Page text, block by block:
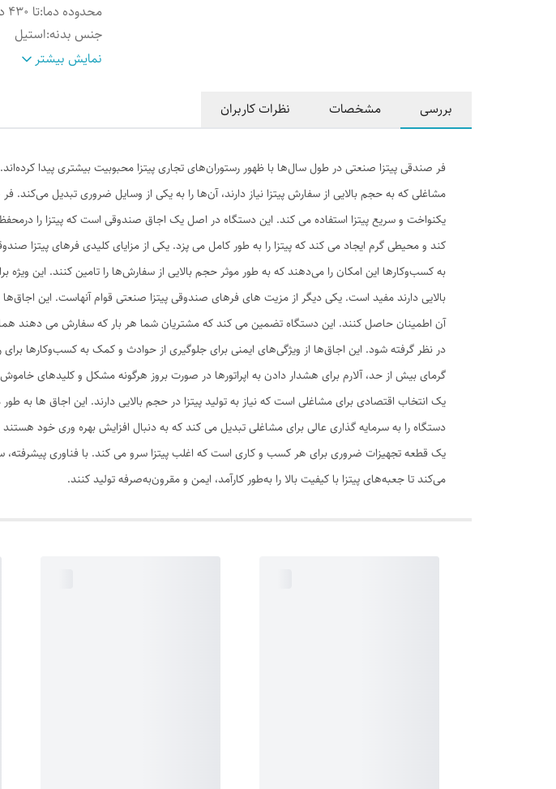
محدوده دما:تا ۴۳۰ درجه
جنس بدنه:استیل
عایق:پشم سنگ
نمایش بیشتر
بررسی مشخصات نظرات کاربران
فر صندقی پیتزا صنعتی در طول سال‌ها با ظهور رستوران‌های تجاری پیتزا محبوبیت بیشتری پیدا
مشاغلی که به حجم بالایی از سفارش پیتزا نیاز دارند، آن‌ها را به یکی از وسایل ضروری تبدیل
یکنواخت و سریع پیتزا استفاده می کند. این دستگاه در اصل یک اجاق صندوقی است که پیتزا را
کند و محیطی گرم ایجاد می کند که پیتزا را به طور کامل می پزد. یکی از مزایای کلیدی فرهای پیتزا
به کسب‌وکارها این امکان را می‌دهند که به طور موثر حجم بالایی از سفارش‌ها را تامین کنند. این
بالایی دارند مفید است. یکی دیگر از مزیت های فرهای صندوقی پیتزا صنعتی قوام آنهاست. این اجاق‌ها
آن اطمینان حاصل کنند. این دستگاه تضمین می کند که مشتریان شما هر بار که سفارش می دهند
در نظر گرفته شود. این اجاق‌ها از ویژگی‌های ایمنی برای جلوگیری از حوادث و کمک به کسب‌وکارها
گرمای بیش از حد، آلارم برای هشدار دادن به اپراتورها در صورت بروز هرگونه مشکل و کلیدهای
یک انتخاب اقتصادی برای مشاغلی است که نیاز به تولید پیتزا در حجم بالایی دارند. این اجاق ها
دستگاه را به سرمایه گذاری عالی برای مشاغلی تبدیل می کند که به دنبال افزایش بهره وری خود
یک قطعه تجهیزات ضروری برای هر کسب و کاری است که اغلب پیتزا سرو می کند. با فناوری
می‌کند تا جعبه‌های پیتزا با کیفیت بالا را به‌طور کارآمد، ایمن و مقرون‌به‌صرفه تولید کنند.